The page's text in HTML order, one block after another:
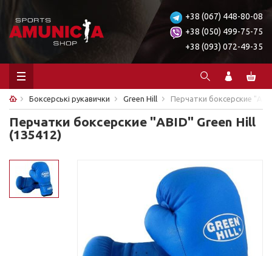
+38 (067) 448-80-08
+38 (050) 499-75-75
+38 (093) 072-49-35
Боксерські рукавички Green Hill Перчатки боксерские
Перчатки боксерские "ABID" Green Hill
(135412)